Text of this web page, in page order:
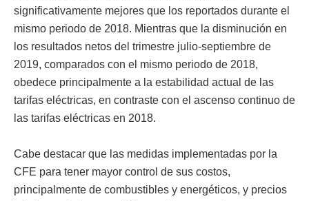
significativamente mejores que los reportados durante el
mismo periodo de 2018. Mientras que la disminución en
los resultados netos del trimestre julio-septiembre de
2019, comparados con el mismo periodo de 2018,
obedece principalmente a la estabilidad actual de las
tarifas eléctricas, en contraste con el ascenso continuo de
las tarifas eléctricas en 2018.
Cabe destacar que las medidas implementadas por la
CFE para tener mayor control de sus costos,
principalmente de combustibles y energéticos, y precios